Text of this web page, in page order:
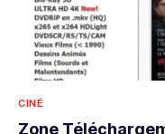
CINÉ
Zone